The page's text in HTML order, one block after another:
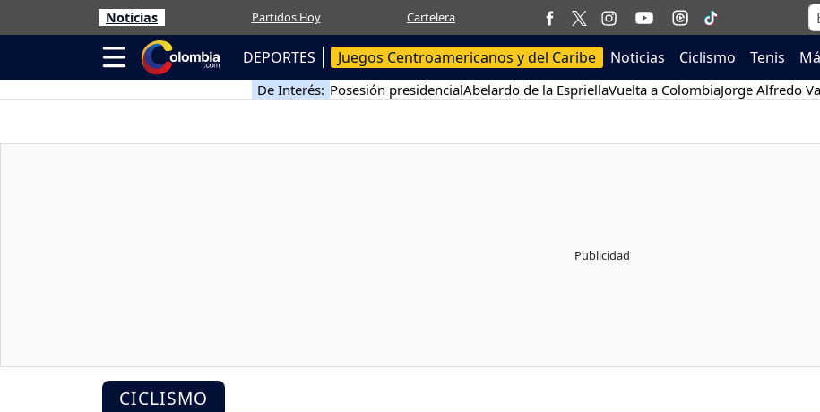
Noticias Partidos Hoy Cartelera
DEPORTES Juegos Centroamericanos y del Caribe Noticias Ciclismo Tenis
De Interés: Posesión presidencialAbelardo de la EspriellaVuelta a ColombiaJorge Alfredo
CICLISMO